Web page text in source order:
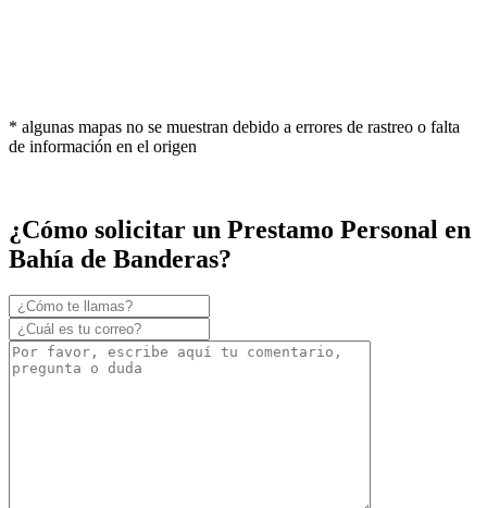
* algunas mapas no se muestran debido a errores de rastreo o falta
de información en el origen
¿Cómo solicitar un Prestamo Personal en
Bahía de Banderas?